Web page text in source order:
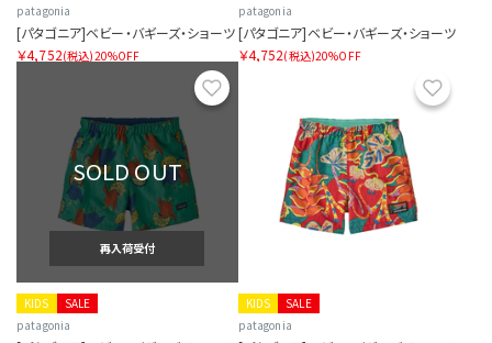
patagonia
[パタゴニア]ベビー・バギーズ・ショーツ
￥4,752(税込)20%OFF
patagonia
[パタゴニア]ベビー・バギーズ・ショーツ
￥4,752(税込)20%OFF
お気に入り
SOLD OUT
再入荷受付
SALE
KIDS
patagonia
SALE
KIDS
patagonia